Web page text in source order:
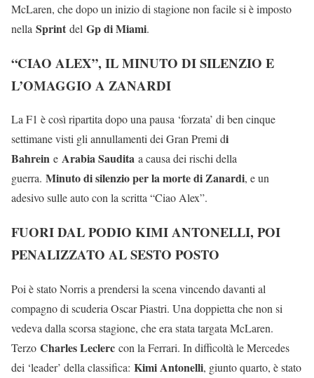
McLaren, che dopo un inizio di stagione non facile si è imposto
nella Sprint del Gp di Miami.
“CIAO ALEX”, IL MINUTO DI SILENZIO E
L’OMAGGIO A ZANARDI
La F1 è così ripartita dopo una pausa ‘forzata’ di ben cinque
settimane visti gli annullamenti dei Gran Premi di
Bahrein e Arabia Saudita a causa dei rischi della
guerra. Minuto di silenzio per la morte di Zanardi, e un
adesivo sulle auto con la scritta “Ciao Alex”.
FUORI DAL PODIO KIMI ANTONELLI, POI
PENALIZZATO AL SESTO POSTO
Poi è stato Norris a prendersi la scena vincendo davanti al
compagno di scuderia Oscar Piastri. Una doppietta che non si
vedeva dalla scorsa stagione, che era stata targata McLaren.
Terzo Charles Leclerc con la Ferrari. In difficoltà le Mercedes
dei ‘leader’ della classifica: Kimi Antonelli, giunto quarto, è stato